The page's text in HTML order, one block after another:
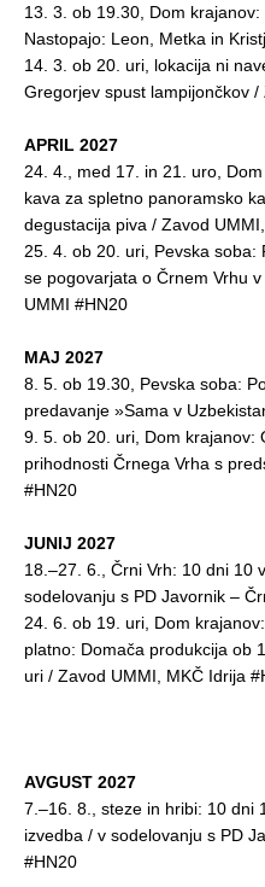
13. 3. ob 19.30, Dom krajanov:
Nastopajo: Leon, Metka in
14. 3. ob 20. uri, lokacija ni
Gregorjev spust lampijončkov
APRIL 2027
24. 4., med 17. in 21. uro,
kava za spletno panoramsko
degustacija piva / Zavod
25. 4. ob 20. uri, Pevska soba:
se pogovarjata o Črnem Vrhu
UMMI #HN20
MAJ 2027
8. 5. ob 19.30, Pevska soba:
predavanje »Sama v
9. 5. ob 20. uri, Dom krajanov:
prihodnosti Črnega Vrha s
#HN20
JUNIJ 2027
18.–27. 6., Črni Vrh: 10 dni 10
sodelovanju s PD Javornik –
24. 6. ob 19. uri, Dom
platno: Domača produkcija ob
uri / Zavod UMMI, MKČ Idrija
AVGUST 2027
7.–16. 8., steze in hribi: 10 dni
izvedba / v sodelovanju s PD
#HN20